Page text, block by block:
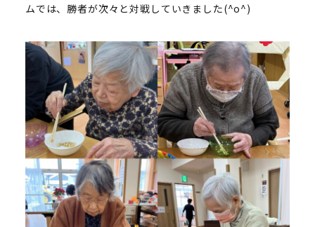
ムでは、勝者が次々と対戦していきました(^o^)